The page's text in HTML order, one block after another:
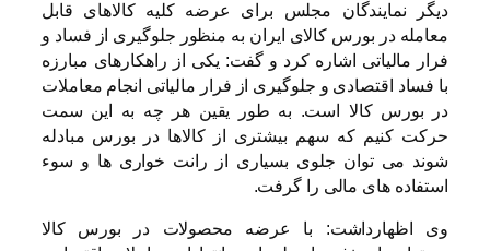
دیگر نمایندگان مجلس برای عرضه کلیه کالاهای قابل
معامله در بورس کالای ایران به منظور جلوگیری از فساد و
فرار مالیاتی اشاره کرد و گفت: یکی از راهکارهای مبارزه
با فساد اقتصادی و جلوگیری از فرار مالیاتی انجام معاملات
در بورس کالا است. به طور یقین هر چه به این سمت
حرکت کنیم که سهم بیشتری از کالاها در بورس مبادله
شوند می توان جلوی بسیاری از رانت خواری ها و سوء
استفاده های مالی را گرفت.
وی اظهارداشت: با عرضه محصولات در بورس کالا